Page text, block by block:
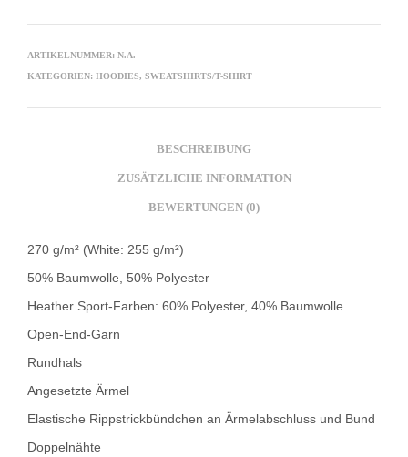
ARTIKELNUMMER: N.A.
KATEGORIEN: HOODIES, SWEATSHIRTS/T-SHIRT
BESCHREIBUNG
ZUSÄTZLICHE INFORMATION
BEWERTUNGEN (0)
270 g/m² (White: 255 g/m²)
50% Baumwolle, 50% Polyester
Heather Sport-Farben: 60% Polyester, 40% Baumwolle
Open-End-Garn
Rundhals
Angesetzte Ärmel
Elastische Rippstrickbündchen an Ärmelabschluss und Bund
Doppelnähte